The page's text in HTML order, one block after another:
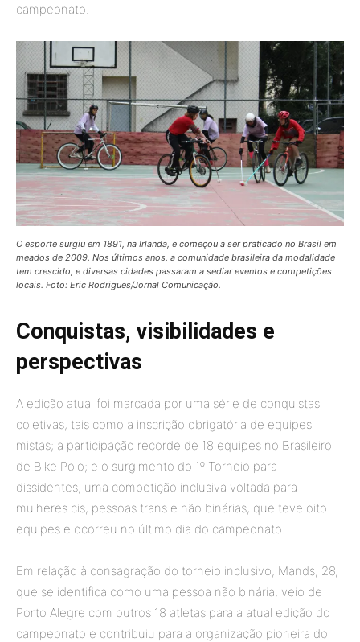
campeonato.
O esporte surgiu em 1891, na Irlanda, e começou a ser praticado no Brasil em
meados de 2009. Nos últimos anos, a comunidade brasileira da modalidade
tem crescido, e diversas cidades passaram a sediar eventos e competições
locais. Foto: Eric Rodrigues/Jornal Comunicação.
Conquistas, visibilidades e
perspectivas
A edição atual foi marcada por uma série de conquistas
coletivas, tais como a inscrição obrigatória de equipes
mistas; a participação recorde de 18 equipes no Brasileiro
de Bike Polo; e o surgimento do 1º Torneio para
dissidentes, uma competição inclusiva voltada para
mulheres cis, pessoas trans e não binárias, que teve oito
equipes e ocorreu no último dia do campeonato.
Em relação à consagração do torneio inclusivo, Mands, 28,
que se identifica como uma pessoa não binária, veio de
Porto Alegre com outros 18 atletas para a atual edição do
campeonato e contribuiu para a organização pioneira do